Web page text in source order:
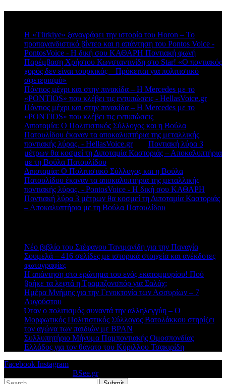
Η «Türkiye» ξαναγράφει την ιστορία του Horon – Το
προπαγανδιστικό βίντεο και η απάντηση του Pontos Voice -
PontosVoice - H δική σου ΚΑΘΑΡΗ Ποντιακή φωνή
Παρέμβαση Χρήστου Κωνσταντινίδη στο Star! «Ο ποντιακός
χορός δεν είναι τουρκικός – Πρόκειται για πολιτιστικό
σφετερισμό»
Πόντιος μέχρι και στην πινακίδα – Η Mercedes με το
«PONTIOS» που κλέβει τις εντυπώσεις - HellasVoice.grστο
Πόντιος μέχρι και στην πινακίδα – Η Mercedes με το
«PONTIOS» που κλέβει τις εντυπώσεις
Διποταμία: Ο Πολιτιστικός Σύλλογος και η Βούλα
Πατουλίδου έκαναν τα αποκαλυπτήρια της μεταλλικής
ποντιακής λύρας. - HellasVoice.grστο Ποντιακή λύρα 3
μέτρων θα κοσμεί τη Διποταμία Καστοριάς – Αποκαλυπτήρια
με τη Βούλα Πατουλίδου
Διποταμία: Ο Πολιτιστικό Σύλλογος και η Βούλα
Πατουλίδου έκαναν τα αποκαλυπτήρια της μεταλλικής
ποντιακής λύρας. - PontosVoice - H δική σου ΚΑΘΑΡΗ
Ποντιακή λύρα 3 μέτρων θα κοσμεί τη Διποταμία Καστοριάς
– Αποκαλυπτήρια με τη Βούλα Πατουλίδου
Νέο βιβλίο του Στέφανου Τανιμανίδη για την Παναγία
Σουμελά – 416 σελίδες με ιστορικά στοιχεία και ανέκδοτες
φωτογραφίες
Η απάντηση στο ερώτημα του ενός εκατομμυρίου! Πού
βρήκε τα λεφτά η Τραμπζονσπόρ για Σαλάχ;
Ημέρα Μνήμης για την Γενοκτονία των Ασσυρίων – 7
Αυγούστου
Όταν ο πολιτισμός συναντά την αλληλεγγύη – Ο
Μορφωτικός Πολιτιστικός Σύλλογος Βατολάκκου στηρίζει
τον αγώνα των παιδιών με BPAN
Συλλυπητήριο Μήνυμα Παμποντιακής Ομοσπονδίας
Ελλάδος για τον θάνατο του Κύριλλου Τσακιρίδη
Facebook Instagram
BSee.gr.